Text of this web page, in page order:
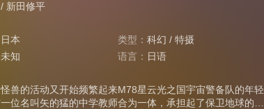
/ 新田修平
日本 类型： 科幻 / 特摄
未知 语言： 日语
兽的活动又开始频繁起来M78星云光之国宇宙警备队的年轻
位名叫矢的猛的中学教师合为一体，承担起了保卫地球的重